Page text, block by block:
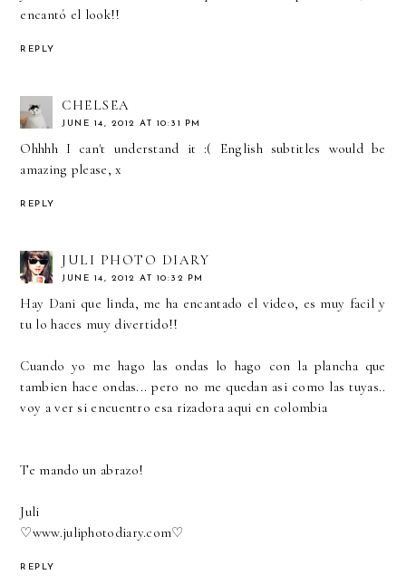
encantó el look!!
REPLY
CHELSEA
JUNE 14, 2012 AT 10:31 PM
Ohhhh I can't understand it :( English subtitles would be
amazing please, x
REPLY
JULI PHOTO DIARY
JUNE 14, 2012 AT 10:32 PM
Hay Dani que linda, me ha encantado el video, es muy facil y
tu lo haces muy divertido!!
Cuando yo me hago las ondas lo hago con la plancha que
tambien hace ondas... pero no me quedan asi como las tuyas..
voy a ver si encuentro esa rizadora aqui en colombia
Te mando un abrazo!
Juli
♡www.juliphotodiary.com♡
REPLY